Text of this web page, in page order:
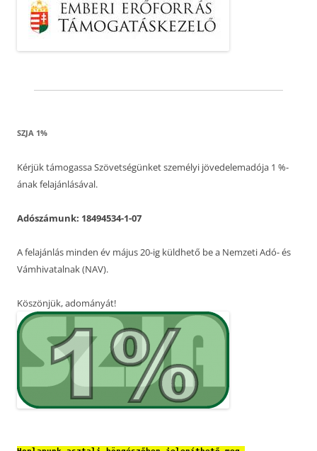
SZJA 1%
Kérjük támogassa Szövetségünket személyi jövedelemadója 1 %-
ának felajánlásával.
Adószámunk: 18494534-1-07
A felajánlás minden év május 20-ig küldhető be a Nemzeti Adó- és
Vámhivatalnak (NAV).
Köszönjük, adományát!